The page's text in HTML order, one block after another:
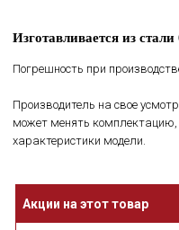
Изготавливается из
Погрешность при
Производитель на свое
может менять комплектацию,
характеристики модели.
Акции на этот товар